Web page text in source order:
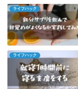
ライフハック
ライフハック